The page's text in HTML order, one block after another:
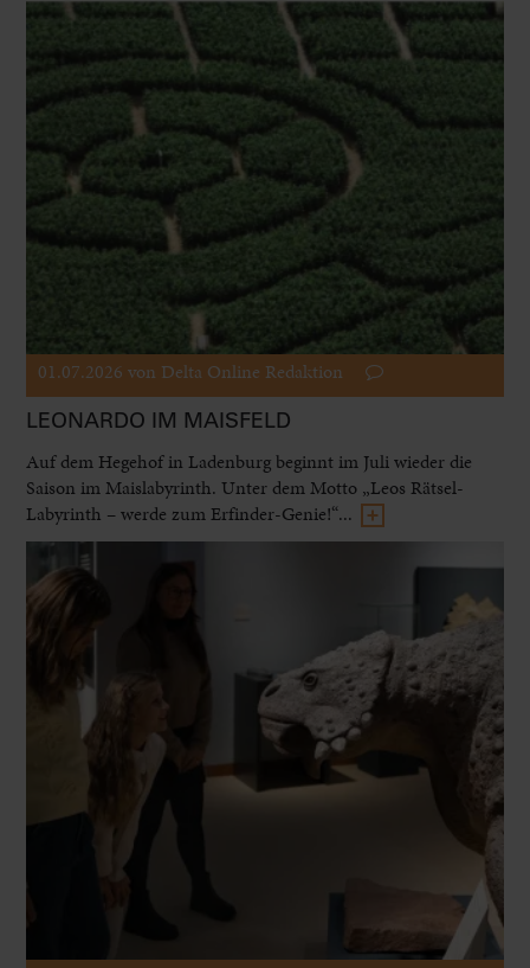
01.07.2026 von Delta Online Redaktion
LEONARDO IM MAISFELD
Auf dem Hegehof in Ladenburg beginnt im Juli wieder die
Saison im Maislabyrinth. Unter dem Motto „Leos Rätsel-
Labyrinth – werde zum Erfinder-Genie!“...